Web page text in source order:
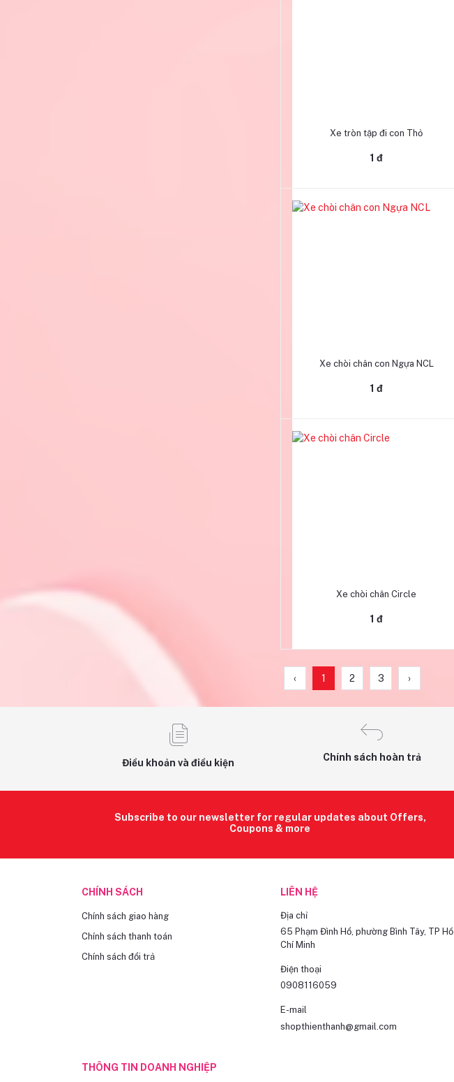
Xe tròn tập đi con Thỏ
1 đ
Xe chòi chân con Ngựa NCL
1 đ
Xe chòi chân Circle
1 đ
‹ 1 2 3 ›
Điều khoản và điều kiện
Chính sách hoàn trả
Subscribe to our newsletter for regular updates about Offers,
Coupons & more
CHÍNH SÁCH
Chính sách giao hàng
Chính sách thanh toán
Chính sách đổi trả
LIÊN HỆ
Địa chỉ
65 Phạm Đình Hổ, phường Bình Tây, TP Hồ
Chí Minh
Điện thoại
0908116059
E-mail
shopthienthanh@gmail.com
THÔNG TIN DOANH NGHIỆP